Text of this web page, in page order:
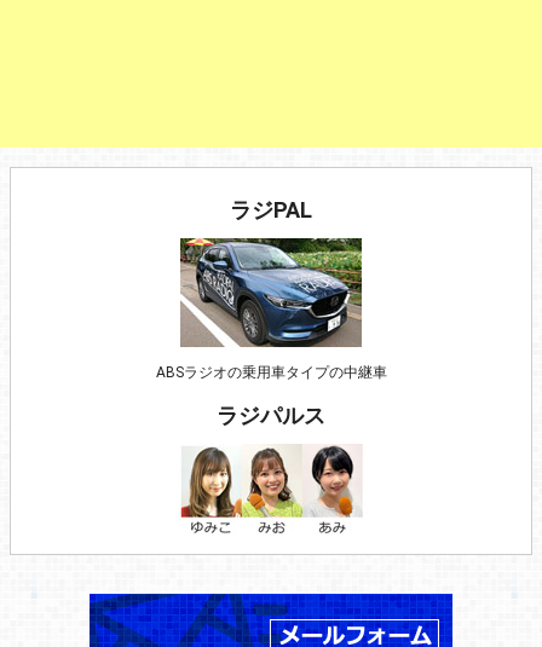
ラジPAL
ABSラジオの乗用車タイプの中継車
ラジパルス